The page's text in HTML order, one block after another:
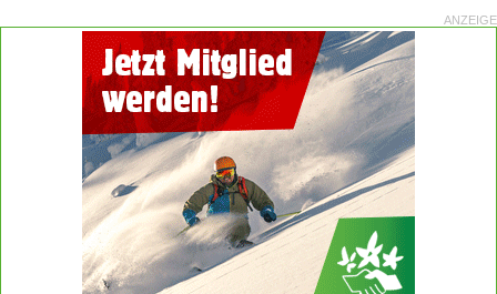
ANZEIGE